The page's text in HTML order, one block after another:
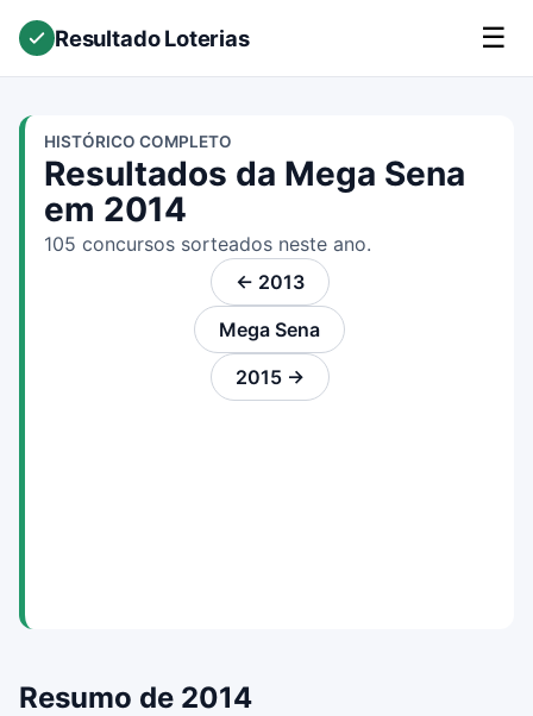
Resultado Loterias ☰
HISTÓRICO COMPLETO
Resultados da Mega Sena
em 2014
105 concursos sorteados neste ano.
← 2013
Mega Sena
2015 →
Resumo de 2014